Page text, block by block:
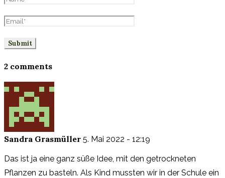
2 comments
Sandra Grasmüller 5. Mai 2022 - 12:19
Das ist ja eine ganz süße Idee, mit den getrockneten
Pflanzen zu basteln. Als Kind mussten wir in der Schule ein